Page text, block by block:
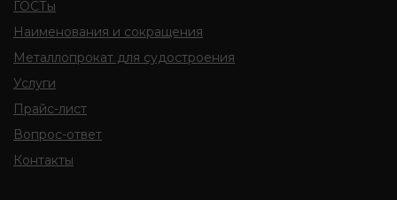
ГОСТы
Наименования и сокращения
Металлопрокат для судостроения
Услуги
Прайс-лист
Вопрос-ответ
Контакты